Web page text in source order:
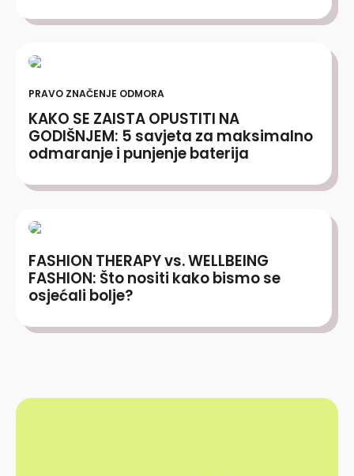
PRAVO ZNAČENJE ODMORA
KAKO SE ZAISTA OPUSTITI NA
GODIŠNJEM: 5 savjeta za maksimalno
odmaranje i punjenje baterija
FASHION THERAPY vs. WELLBEING
FASHION: Što nositi kako bismo se
osjećali bolje?